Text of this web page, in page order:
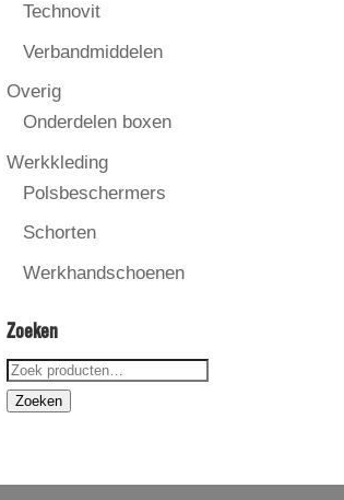
Technovit
Verbandmiddelen
Overig
Onderdelen boxen
Werkkleding
Polsbeschermers
Schorten
Werkhandschoenen
Zoeken
Zoeken
naar:
Zoeken